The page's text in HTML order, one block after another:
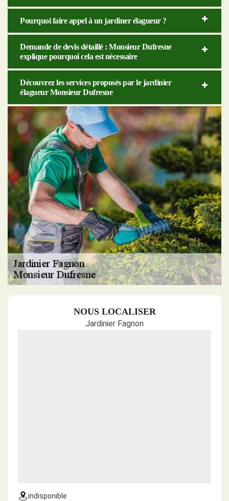
Pourquoi faire appel à un jardiner élagueur ?
Demande de devis détaillé : Monsieur Dufresne
explique pourquoi cela est nécessaire
Découvrez les services proposés par le jardinier
élagueur Monsieur Dufresne
NOUS LOCALISER
Jardinier Fagnon
indisponible